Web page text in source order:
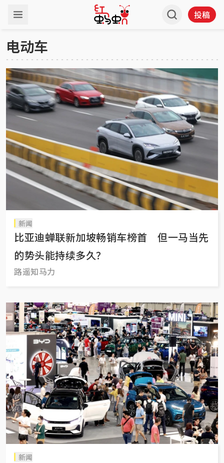
投稿
电动车
新闻
比亚迪蝉联新加坡畅销车榜首 但一马当先
的势头能持续多久？
路遥知马力
新闻